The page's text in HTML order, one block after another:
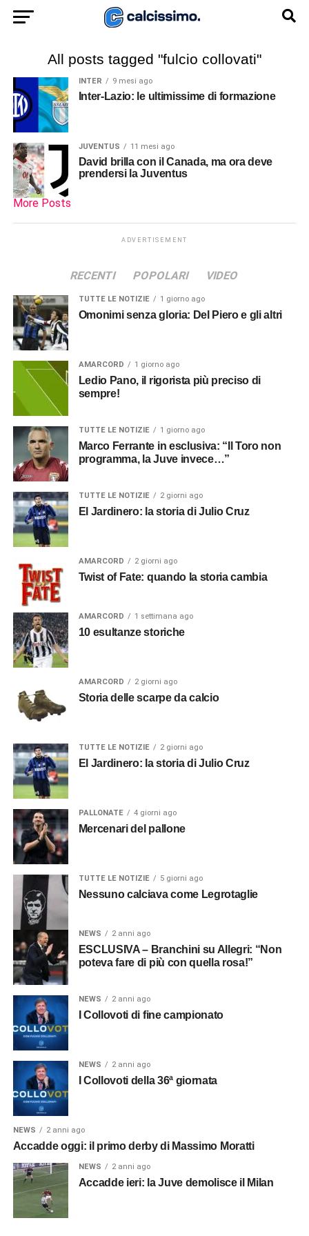
All posts tagged "fulcio collovati"
INTER 9 mesi ago
Inter-Lazio: le ultimissime di formazione
JUVENTUS 11 mesi ago
David brilla con il Canada, ma ora deve
prendersi la Juventus
More Posts
ADVERTISEMENT
RECENTI POPOLARI VIDEO
TUTTE LE NOTIZIE 1 giorno ago
Omonimi senza gloria: Del Piero e gli altri
AMARCORD 1 giorno ago
Ledio Pano, il rigorista più preciso di
sempre!
TUTTE LE NOTIZIE 1 giorno ago
Marco Ferrante in esclusiva: “Il Toro non
programma, la Juve invece…”
TUTTE LE NOTIZIE 2 giorni ago
El Jardinero: la storia di Julio Cruz
AMARCORD 2 giorni ago
Twist of Fate: quando la storia cambia
AMARCORD 1 settimana ago
10 esultanze storiche
AMARCORD 2 giorni ago
Storia delle scarpe da calcio
TUTTE LE NOTIZIE 2 giorni ago
El Jardinero: la storia di Julio Cruz
PALLONATE 4 giorni ago
Mercenari del pallone
TUTTE LE NOTIZIE 5 giorni ago
Nessuno calciava come Legrotaglie
NEWS 2 anni ago
ESCLUSIVA – Branchini su Allegri: “Non
poteva fare di più con quella rosa!”
NEWS 2 anni ago
I Collovoti di fine campionato
NEWS 2 anni ago
I Collovoti della 36ª giornata
NEWS 2 anni ago
Accadde oggi: il primo derby di Massimo Moratti
NEWS 2 anni ago
Accadde ieri: la Juve demolisce il Milan